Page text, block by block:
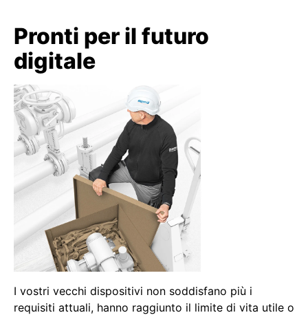
Pronti per il futuro
digitale
I vostri vecchi dispositivi non soddisfano più i
requisiti attuali, hanno raggiunto il limite di vita utile o